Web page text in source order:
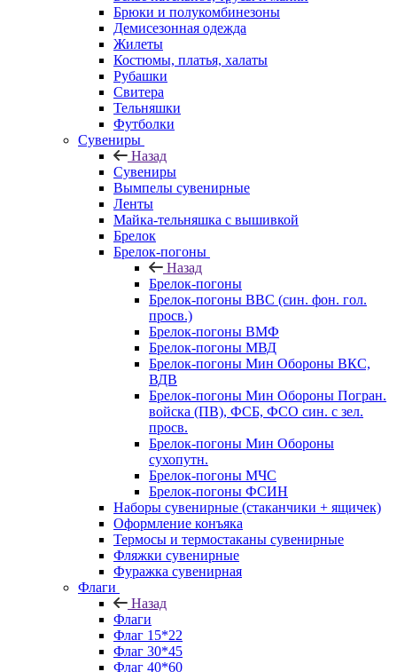
Брюки и полукомбинезоны
Демисезонная одежда
Жилеты
Костюмы, платья, халаты
Рубашки
Свитера
Тельняшки
Футболки
Сувениры
Назад
Сувениры
Вымпелы сувенирные
Ленты
Майка-тельняшка с вышивкой
Брелок
Брелок-погоны
Назад
Брелок-погоны
Брелок-погоны ВВС (син. фон. гол.
просв.)
Брелок-погоны ВМФ
Брелок-погоны МВД
Брелок-погоны Мин Обороны ВКС,
ВДВ
Брелок-погоны Мин Обороны Погран.
войска (ПВ), ФСБ, ФСО син. с зел.
просв.
Брелок-погоны Мин Обороны
сухопутн.
Брелок-погоны МЧС
Брелок-погоны ФСИН
Наборы сувенирные (стаканчики + ящичек)
Оформление конъяка
Термосы и термостаканы сувенирные
Фляжки сувенирные
Фуражка сувенирная
Флаги
Назад
Флаги
Флаг 15*22
Флаг 30*45
Флаг 40*60